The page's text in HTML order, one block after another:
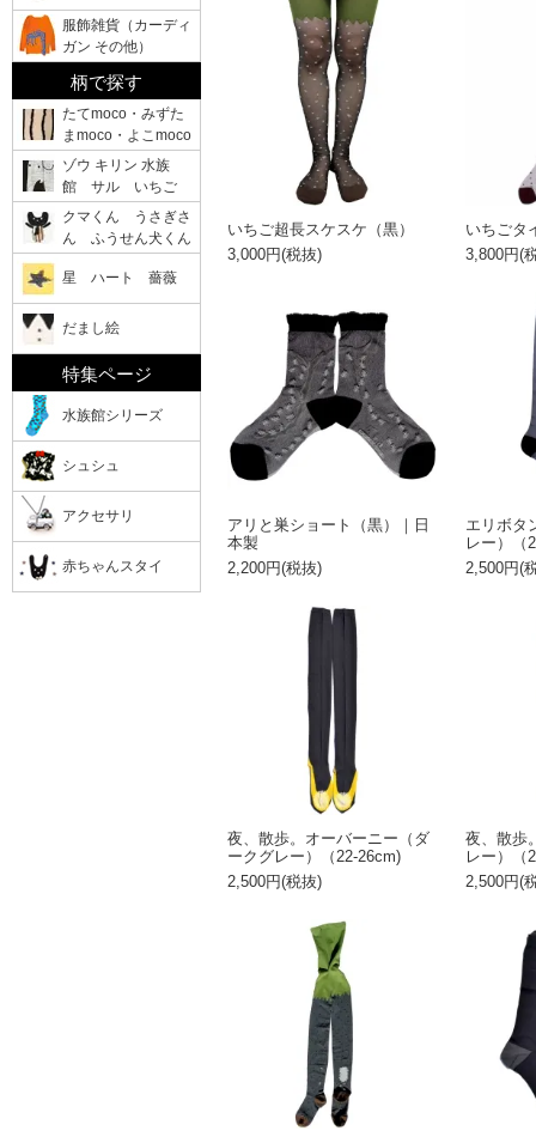
いちご超長スケスケ（黒）
3,000円(税抜)
いちごタ
3,800円(
アリと巣ショート（黒）｜日
本製
2,200円(税抜)
エリボタ
レー）（
2,500円(
夜、散歩。オーバーニー（ダ
ークグレー）（22-26cm)
2,500円(税抜)
夜、散歩
レー）（
2,500円(
服飾雑貨（カーディ
ガン その他）
柄で探す
たてmoco・みずた
まmoco・よこmoco
ゾウ キリン 水族
館 サル いちご
クマくん うさぎさ
ん ふうせん犬くん
星 ハート 薔薇
だまし絵
特集ページ
水族館シリーズ
シュシュ
アクセサリ
赤ちゃんスタイ